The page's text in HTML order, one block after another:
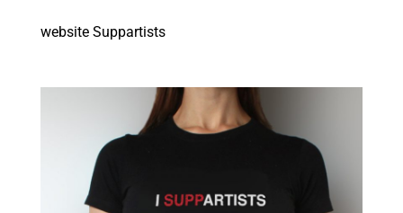
website Suppartists